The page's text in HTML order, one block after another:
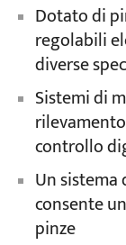
Dotato di
regolabili
diverse
Sistemi di
controllo
Un
consente
pinze